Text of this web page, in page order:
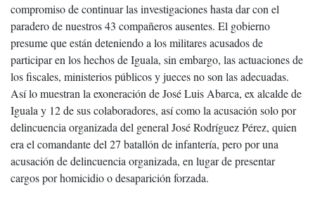
compromiso de continuar las investigaciones hasta dar con el
paradero de nuestros 43 compañeros ausentes. El gobierno
presume que están deteniendo a los militares acusados de
participar en los hechos de Iguala, sin embargo, las actuaciones de
los fiscales, ministerios públicos y jueces no son las adecuadas.
Así lo muestran la exoneración de José Luis Abarca, ex alcalde de
Iguala y 12 de sus colaboradores, así como la acusación solo por
delincuencia organizada del general José Rodríguez Pérez, quien
era el comandante del 27 batallón de infantería, pero por una
acusación de delincuencia organizada, en lugar de presentar
cargos por homicidio o desaparición forzada.